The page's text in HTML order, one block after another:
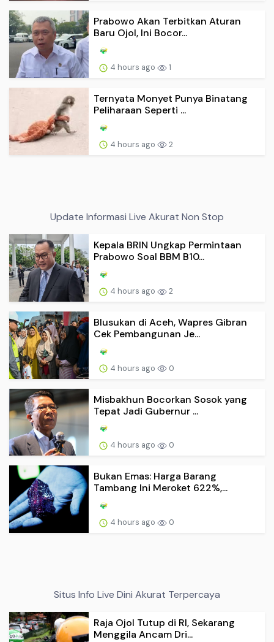
Prabowo Akan Terbitkan Aturan
Baru Ojol, Ini Bocor...
4 hours ago 1
Ternyata Monyet Punya Binatang
Peliharaan Seperti ...
4 hours ago 2
Update Informasi Live Akurat Non Stop
Kepala BRIN Ungkap Permintaan
Prabowo Soal BBM B10...
4 hours ago 2
Blusukan di Aceh, Wapres Gibran
Cek Pembangunan Je...
4 hours ago 0
Misbakhun Bocorkan Sosok yang
Tepat Jadi Gubernur ...
4 hours ago 0
Bukan Emas: Harga Barang
Tambang Ini Meroket 622%,...
4 hours ago 0
Situs Info Live Dini Akurat Terpercaya
Raja Ojol Tutup di RI, Sekarang
Menggila Ancam Dri...